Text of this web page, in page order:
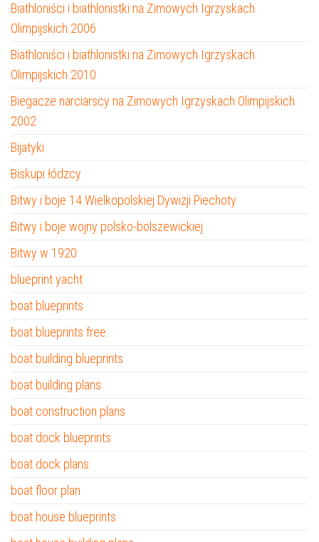
Biathloniści i biathlonistki na Zimowych Igrzyskach
Olimpijskich 2006
Biathloniści i biathlonistki na Zimowych Igrzyskach
Olimpijskich 2010
Biegacze narciarscy na Zimowych Igrzyskach Olimpijskich
2002
Bijatyki
Biskupi łódzcy
Bitwy i boje 14 Wielkopolskiej Dywizji Piechoty
Bitwy i boje wojny polsko-bolszewickiej
Bitwy w 1920
blueprint yacht
boat blueprints
boat blueprints free
boat building blueprints
boat building plans
boat construction plans
boat dock blueprints
boat dock plans
boat floor plan
boat house blueprints